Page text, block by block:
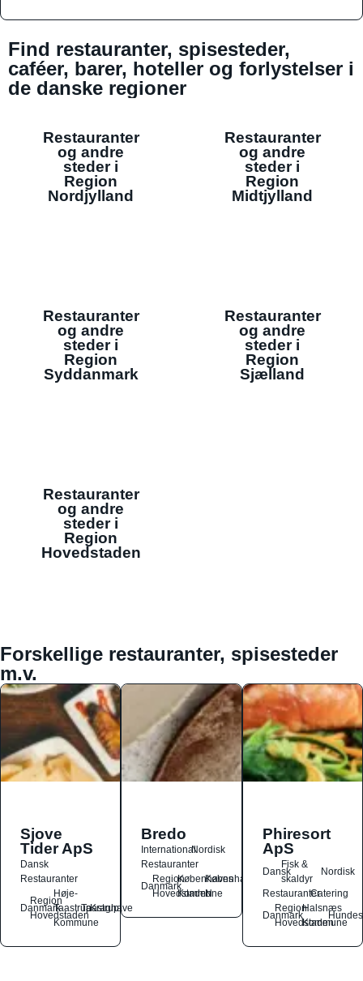
Find restauranter, spisesteder,
caféer, barer, hoteller og forlystelser i
de danske regioner
Restauranter
og andre
steder i
Region
Nordjylland
Restauranter
og andre
steder i
Region
Midtjylland
Restauranter
og andre
steder i
Region
Syddanmark
Restauranter
og andre
steder i
Region
Sjælland
Restauranter
og andre
steder i
Region
Hovedstaden
Forskellige restauranter, spisesteder
m.v.
Sjove
Tider ApS
Dansk
Restauranter
Danmark
Region
Hovedstaden
Høje-
Taastrup
Kommune
Taastrup
Kraghave
Bredo
InternationalNordisk
Restauranter
Danmark
Region
Hovedstaden
Københavns
Kommune
København
N
Phiresort
ApS
Dansk
Fisk &
skaldyr
Nordisk
RestauranterCatering
Danmark
Region
Hovedstaden
Halsnæs
Kommune